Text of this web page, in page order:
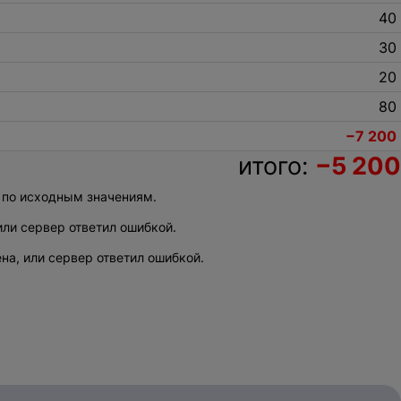
40
30
20
80
−7 200
итого: −5 200
исходным значениям.
сервер ответил ошибкой.
или сервер ответил ошибкой.
оставить заявку
снова.